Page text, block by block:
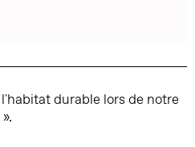
durable lors de notre